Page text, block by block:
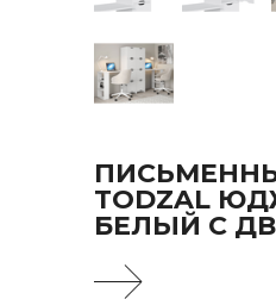
TODZAL
БЕЛЫЙ С